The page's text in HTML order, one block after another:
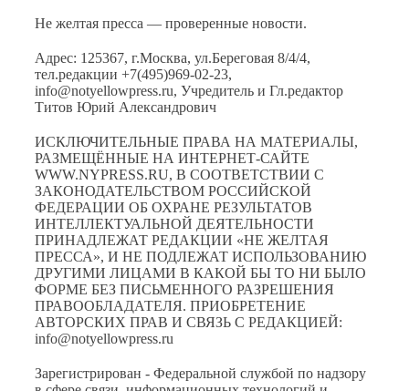
Не желтая пресса — проверенные новости.
Адрес: 125367, г.Москва, ул.Береговая 8/4/4,
тел.редакции +7(495)969-02-23,
info@notyellowpress.ru, Учредитель и Гл.редактор
Титов Юрий Александрович
ИСКЛЮЧИТЕЛЬНЫЕ ПРАВА НА МАТЕРИАЛЫ,
РАЗМЕЩЁННЫЕ НА ИНТЕРНЕТ-САЙТЕ
WWW.NYPRESS.RU, В СООТВЕТСТВИИ С
ЗАКОНОДАТЕЛЬСТВОМ РОССИЙСКОЙ
ФЕДЕРАЦИИ ОБ ОХРАНЕ РЕЗУЛЬТАТОВ
ИНТЕЛЛЕКТУАЛЬНОЙ ДЕЯТЕЛЬНОСТИ
ПРИНАДЛЕЖАТ РЕДАКЦИИ «НЕ ЖЕЛТАЯ
ПРЕССА», И НЕ ПОДЛЕЖАТ ИСПОЛЬЗОВАНИЮ
ДРУГИМИ ЛИЦАМИ В КАКОЙ БЫ ТО НИ БЫЛО
ФОРМЕ БЕЗ ПИСЬМЕННОГО РАЗРЕШЕНИЯ
ПРАВООБЛАДАТЕЛЯ. ПРИОБРЕТЕНИЕ
АВТОРСКИХ ПРАВ И СВЯЗЬ С РЕДАКЦИЕЙ:
info@notyellowpress.ru
Зарегистрирован - Федеральной службой по надзору